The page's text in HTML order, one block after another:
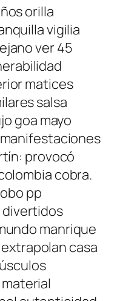
orilla
vigilia
ver 45
matices
salsa
goa mayo
provocó
cobra.
pp
divertidos
manrique
casa